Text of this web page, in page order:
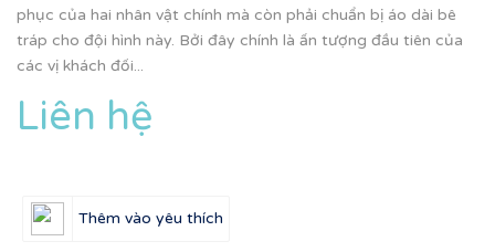
phục của hai nhân vật chính mà còn phải chuẩn bị áo dài bê
tráp cho đội hình này. Bởi đây chính là ấn tượng đầu tiên của
các vị khách đối...
Liên hệ
Thêm vào yêu thích